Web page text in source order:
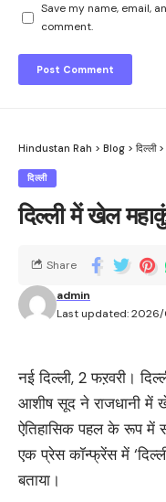
Save my name, email,
comment.
Hindustan Rah > Blog > दिल्ली>
दिल्ली
दिल्ली में खेल
Last updated: 2026/
admin
Share
नई दिल्ली, 2 फऱवरी।
आशीष सूद ने राजधानी में
ऐतिहासिक पहल के रूप में
एक प्रेस कॉन्फ्रेंस में
बताया।